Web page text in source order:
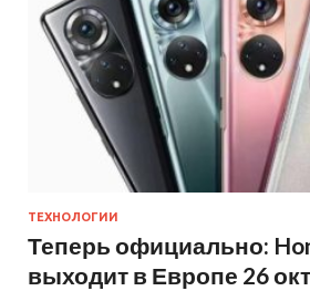
ТЕХНОЛОГИИ
Теперь официально:
выходит в Европе 26